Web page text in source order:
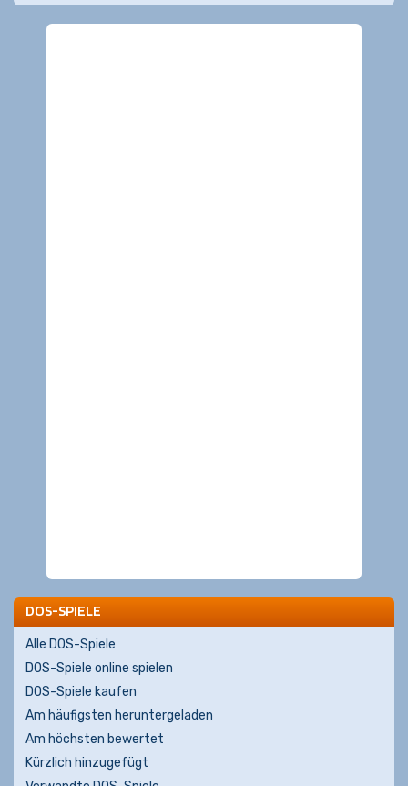
DOS-SPIELE
Alle DOS-Spiele
DOS-Spiele online spielen
DOS-Spiele kaufen
Am häufigsten heruntergeladen
Am höchsten bewertet
Kürzlich hinzugefügt